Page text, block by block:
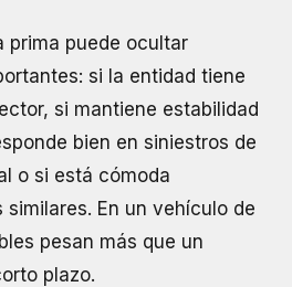
prima puede ocultar
si la entidad tiene
si mantiene estabilidad
bien en siniestros de
o si está cómoda
En un vehículo de
pesan más que un
plazo.